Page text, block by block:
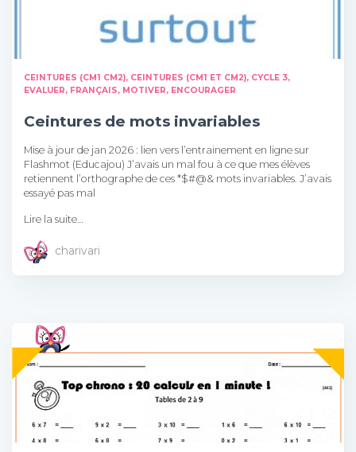
CEINTURES (CM1 CM2) CEINTURES (CM1 ET CM2) CYCLE 3
EVALUER
FRANÇAIS MOTIVER, ENCOURAGER
Ceintures de mots invariables
Mise à jour de jan 2026 : lien vers l’entrainement en ligne sur
Flashmot (Educajou) J’avais un mal fou à ce que mes élèves
retiennent l’orthographe de ces *$#@& mots invariables. J’avais
essayé pas mal
Lire la suite…
charivari